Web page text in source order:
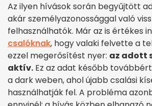
Az ilyen hívások során begyűjtött
akár személyazonossággal való
felhasználhatók. Már az is értékes
csalóknak, hogy valaki felvette a
ezzel megerősítést nyer: az adott
aktív. Ez az adat később
a dark weben, ahol újabb csalási
használhatják fel. A probléma